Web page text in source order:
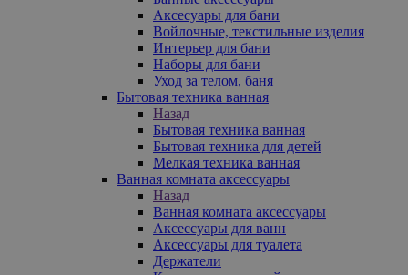
Аксесуары для бани
Войлочные, текстильные изделия
Интерьер для бани
Наборы для бани
Уход за телом, баня
Бытовая техника ванная
Назад
Бытовая техника ванная
Бытовая техника для детей
Мелкая техника ванная
Ванная комната аксессуары
Назад
Ванная комната аксессуары
Аксессуары для ванн
Аксессуары для туалета
Держатели